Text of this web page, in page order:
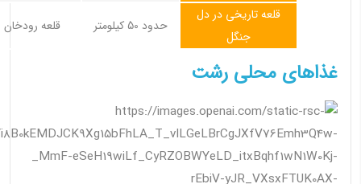
قلعه رودخان حدود 50 کیلومتر
قلعه تاریخی در دل
جنگل
غذاهای محلی رشت